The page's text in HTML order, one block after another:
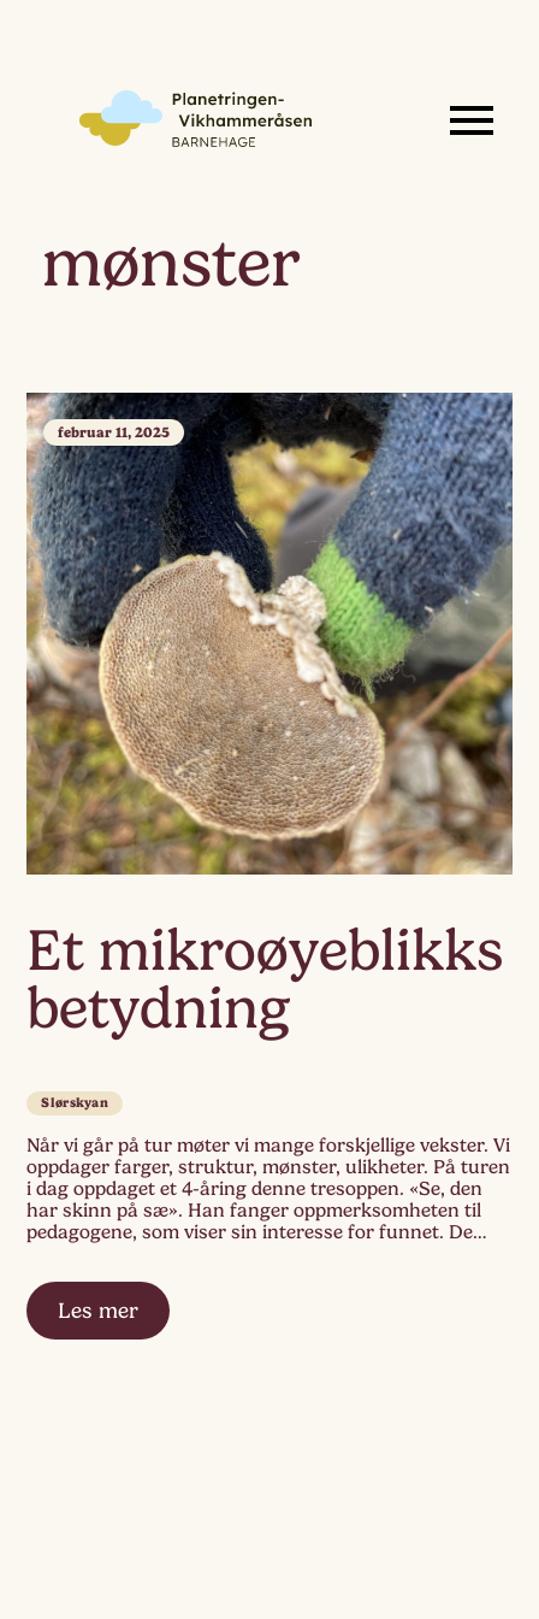
mønster
Et mikroøyeblikks
betydning
februar 11, 2025
Slørskyan
Når vi går på tur møter vi mange forskjellige vekster. Vi
oppdager farger, struktur, mønster, ulikheter. På turen
i dag oppdaget et 4-åring denne tresoppen. «Se, den
har skinn på sæ». Han fanger oppmerksomheten til
pedagogene, som viser sin interesse for funnet. De
Les mer